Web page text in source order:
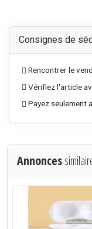
Consignes de
Rencontrer le
Vérifiez l'article
Payez seulement
Annonces